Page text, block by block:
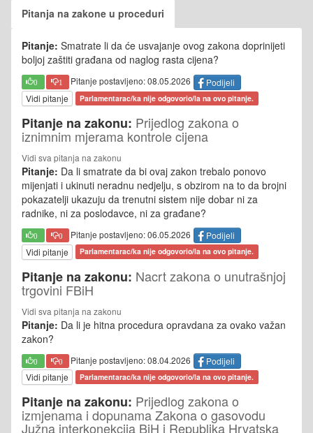
Pitanja na zakone u proceduri
Pitanje: Smatrate li da će usvajanje ovog zakona doprinijeti
boljoj zaštiti građana od naglog rasta cijena?
0 1 Pitanje postavljeno: 08.05.2026
Podijeli
Vidi pitanje
Parlamentarac/ka nije odgovorio/la na ovo pitanje.
Pitanje na zakonu: Prijedlog zakona o
iznimnim mjerama kontrole cijena
Vidi sva pitanja na zakonu
Pitanje: Da li smatrate da bi ovaj zakon trebalo ponovo
mijenjati i ukinuti neradnu nedjelju, s obzirom na to da brojni
pokazatelji ukazuju da trenutni sistem nije dobar ni za
radnike, ni za poslodavce, ni za građane?
0 0 Pitanje postavljeno: 06.05.2026
Podijeli
Vidi pitanje
Parlamentarac/ka nije odgovorio/la na ovo pitanje.
Pitanje na zakonu: Nacrt zakona o unutrašnjoj
trgovini FBiH
Vidi sva pitanja na zakonu
Pitanje: Da li je hitna procedura opravdana za ovako važan
zakon?
0 0 Pitanje postavljeno: 08.04.2026
Podijeli
Vidi pitanje
Parlamentarac/ka nije odgovorio/la na ovo pitanje.
Pitanje na zakonu: Prijedlog zakona o
izmjenama i dopunama Zakona o gasovodu
Južna interkonekcija BiH i Republika Hrvatska